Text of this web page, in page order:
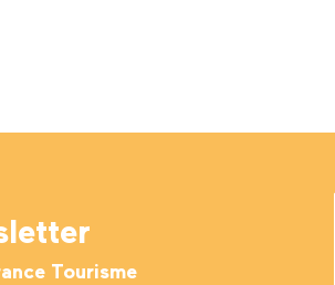
Tourisme